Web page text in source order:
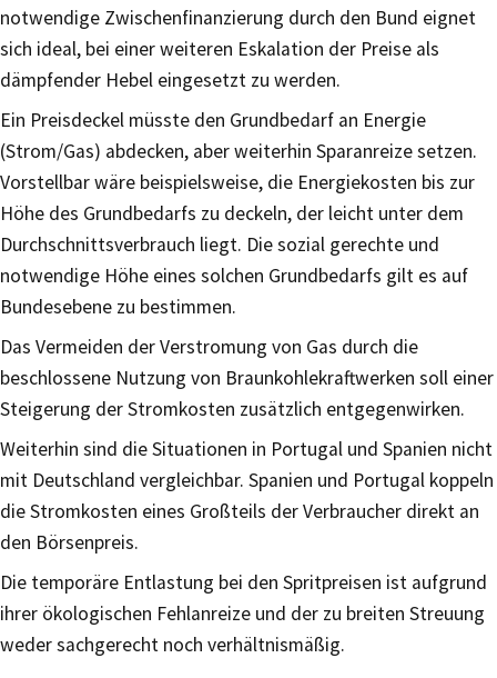
notwendige Zwischenfinanzierung durch den Bund eignet
sich ideal, bei einer weiteren Eskalation der Preise als
dämpfender Hebel eingesetzt zu werden.
Ein Preisdeckel müsste den Grundbedarf an Energie
(Strom/Gas) abdecken, aber weiterhin Sparanreize setzen.
Vorstellbar wäre beispielsweise, die Energiekosten bis zur
Höhe des Grundbedarfs zu deckeln, der leicht unter dem
Durchschnittsverbrauch liegt. Die sozial gerechte und
notwendige Höhe eines solchen Grundbedarfs gilt es auf
Bundesebene zu bestimmen.
Das Vermeiden der Verstromung von Gas durch die
beschlossene Nutzung von Braunkohlekraftwerken soll einer
Steigerung der Stromkosten zusätzlich entgegenwirken.
Weiterhin sind die Situationen in Portugal und Spanien nicht
mit Deutschland vergleichbar. Spanien und Portugal koppeln
die Stromkosten eines Großteils der Verbraucher direkt an
den Börsenpreis.
Die temporäre Entlastung bei den Spritpreisen ist aufgrund
ihrer ökologischen Fehlanreize und der zu breiten Streuung
weder sachgerecht noch verhältnismäßig.